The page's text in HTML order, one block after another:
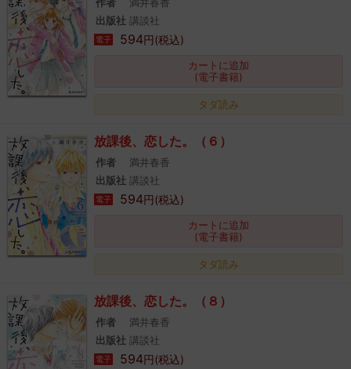
出版社 講談社
電子 594円(税込)
カートに追加
(電子書籍)
タダ読み
放課後、恋した。（６）
作者
満井春香
出版社 講談社
電子 594円(税込)
カートに追加
(電子書籍)
タダ読み
放課後、恋した。（８）
作者
満井春香
出版社 講談社
電子 594円(税込)